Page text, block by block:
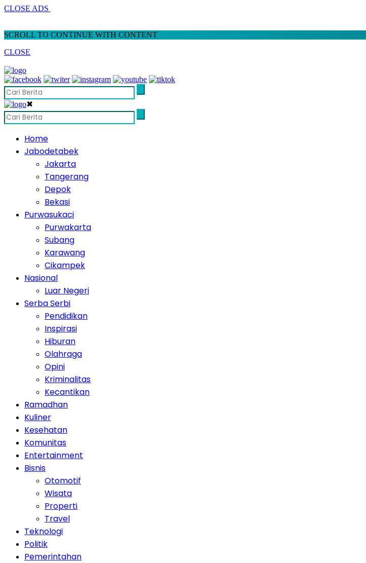
CLOSE ADS
SCROLL TO CONTINUE WITH CONTENT
CLOSE
✖
Home
Jabodetabek
Jakarta
Tangerang
Depok
Bekasi
Purwasukaci
Purwakarta
Subang
Karawang
Cikampek
Nasional
Luar Negeri
Serba Serbi
Pendidikan
Inspirasi
Hiburan
Olahraga
Opini
Kriminalitas
Kecantikan
Ramadhan
Kuliner
Kesehatan
Komunitas
Entertainment
Bisnis
Otomotif
Wisata
Properti
Travel
Teknologi
Politik
Pemerintahan